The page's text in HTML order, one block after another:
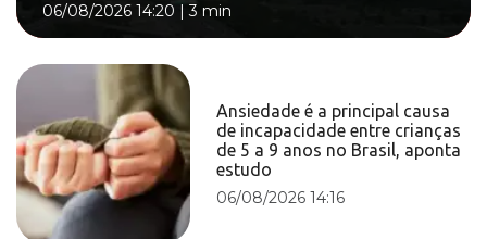
06/08/2026 14:20 |3 min
Ansiedade é a principal causa
de incapacidade entre crianças
de 5 a 9 anos no Brasil, aponta
estudo
06/08/2026 14:16